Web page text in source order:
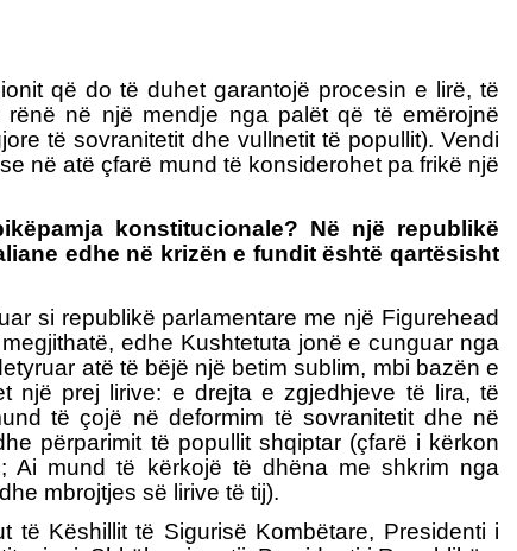
që do të duhet garantojë procesin e lirë, të
në një mendje nga palët që të emërojnë
të sovranitetit dhe vullnetit të popullit). Vendi
në atë çfarë mund të konsiderohet pa frikë një
konstitucionale? Në një republikë
edhe në krizën e fundit është qartësisht
si republikë parlamentare me një Figurehead
edhe Kushtetuta jonë e cunguar nga
atë të bëjë një betim sublim, mbi bazën e
një prej lirive: e drejta e zgjedhjeve të lira, të
të çojë në deformim të sovranitetit dhe në
përparimit të popullit shqiptar (çfarë i kërkon
Ai mund të kërkojë të dhëna me shkrim nga
mbrojtjes së lirive të tij).
Këshillit të Sigurisë Kombëtare, Presidenti i